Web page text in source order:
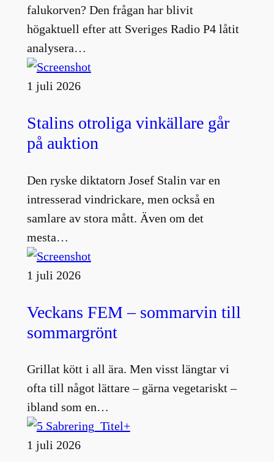
falukorven? Den frågan har blivit
högaktuell efter att Sveriges Radio P4 låtit
analysera…
1 juli 2026
Stalins otroliga vinkällare går
på auktion
Den ryske diktatorn Josef Stalin var en
intresserad vindrickare, men också en
samlare av stora mått. Även om det
mesta…
1 juli 2026
Veckans FEM – sommarvin till
sommargrönt
Grillat kött i all ära. Men visst längtar vi
ofta till något lättare – gärna vegetariskt –
ibland som en…
1 juli 2026